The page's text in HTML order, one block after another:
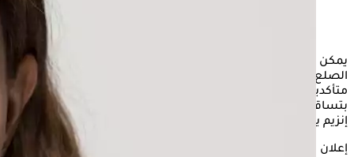
يمكن أن يؤدي نقص الحديد الحاد إلى تساقط الشعر، بما في ذلك
الصلع الوراثي أو
النمطي، ورغم أن الأطباء غير
متأكدين من السبب الدقيق وراء ارتباط انخفاض مستويات الحديد
بتساقط الشعر، إلا أنهم يعلمون أن الحديد عنصر أساسي في
إنزيم يساعد على نمو الخلايا.
إعلان